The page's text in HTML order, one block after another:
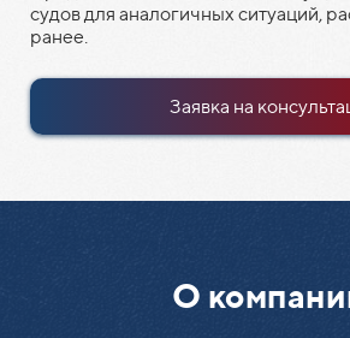
судов для аналогичных ситуаций,
ранее.
Заявка на
О